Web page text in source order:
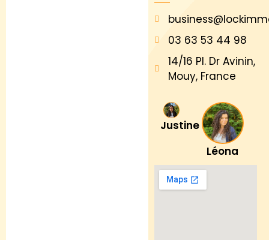
03 63 53 44 98
14/16 Pl. Dr Avinin,
Mouy, France
Justine
Léona